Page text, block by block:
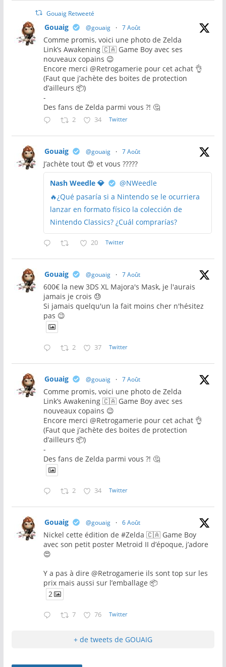
Gouaig Retweeté
Gouaig @gouaig · 7 Août
Comme promis, voici une photo de Zelda
Link’s Awakening 🇨🇦 Game Boy avec ses
nouveaux copains 😉
Encore merci @Retrogamerie pour cet achat 👌
(Faut que j’achète des boites de protection
d’ailleurs 📦)
-
Des fans de Zelda parmi vous ?! 🤔
2 34 Twitter
Gouaig @gouaig · 7 Août
J’achète tout 😍 et vous ?????
Nash Weedle 💎
@NWeedle
🔥¿Qué pasaría si a Nintendo se le ocurriera
lanzar en formato físico la colección de
Nintendo Classics? ¿Cuál comprarías?
20 Twitter
Gouaig @gouaig · 7 Août
600€ la new 3DS XL Majora's Mask, je l'aurais
jamais je crois 😓
Si jamais quelqu'un la fait moins cher n'hésitez
pas 😉
2 37 Twitter
Gouaig @gouaig · 7 Août
Comme promis, voici une photo de Zelda
Link’s Awakening 🇨🇦 Game Boy avec ses
nouveaux copains 😉
Encore merci @Retrogamerie pour cet achat 👌
(Faut que j’achète des boites de protection
d’ailleurs 📦)
-
Des fans de Zelda parmi vous ?! 🤔
2 34 Twitter
Gouaig @gouaig · 6 Août
Nickel cette édition de #Zelda 🇨🇦 Game Boy
avec son petit poster Metroid II d’époque, j’adore
😍
Y a pas à dire @Retrogamerie ils sont top sur les
prix mais aussi sur l’emballage 📦
2
7 76 Twitter
+ de tweets de GOUAIG